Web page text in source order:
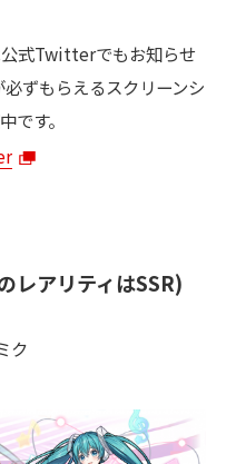
式Twitterでもお知らせ
ずもらえるスクリーンシ
です。
レアリティはSSR)
ク